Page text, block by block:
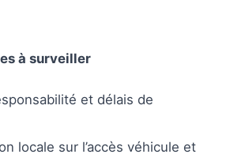
à surveiller
et délais de
locale sur l’accès véhicule et